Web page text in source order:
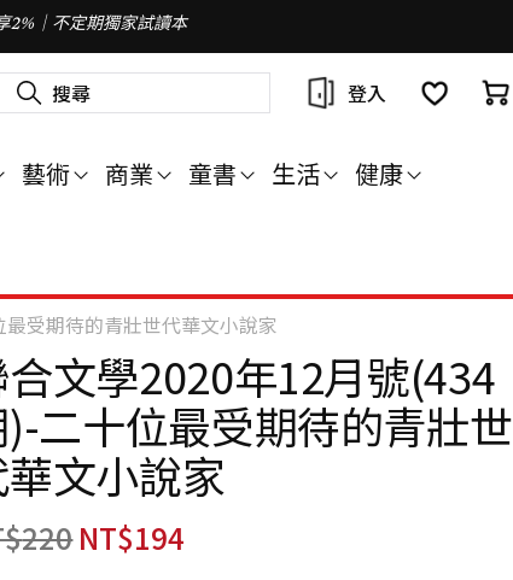
2%｜不定期獨家試讀本
尋 登入
藝術 商業 童書 生活 健康
受期待的青壯世代華文小說家
文學2020年12月號(434
二十位最受期待的青壯世
文小說家
220NT$194